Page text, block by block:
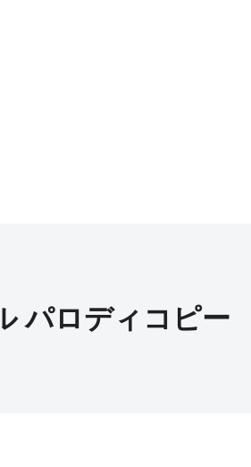
パロディコピー